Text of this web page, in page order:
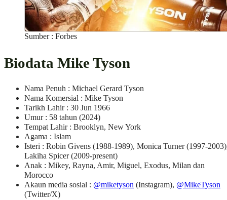
Sumber : Forbes
Biodata Mike Tyson
Nama Penuh : Michael Gerard Tyson
Nama Komersial : Mike Tyson
Tarikh Lahir : 30 Jun 1966
Umur : 58 tahun (2024)
Tempat Lahir : Brooklyn, New York
Agama : Islam
Isteri : Robin Givens (1988-1989), Monica Turner (1997-
Lakiha Spicer (2009-present)
Anak : Mikey, Rayna, Amir, Miguel, Exodus, Milan dan
Morocco
Akaun media sosial : @miketyson (Instagram), @MikeTyson
(Twitter/X)